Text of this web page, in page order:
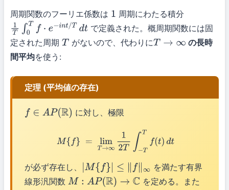
周期関数のフーリエ係数は 1 周期にわたる積分
1T 0T ⋅e − in /Tdt
で定義された。概周期関数には固
定された周期 T がないので、代わりにT →∞
の長時
間平均を使う:
定理 (平均値の存在)
f∈A P(R) に対し、極限
M{ T→ 2T TTf )d t
が必ず存在し、 M{ f}|≤∥ ∥∞
を満たす有界
線形汎関数 M: AP(R)→C
を定める。また